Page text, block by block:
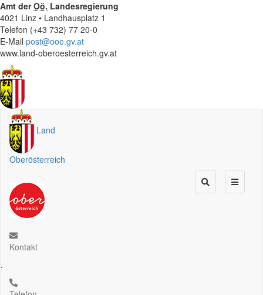
Amt derOö. Landesregierung
4021 Linz • Landhausplatz 1
Telefon (+43 732) 77 20-0
E-Mail post@ooe.gv.at
www.land-oberoesterreich.gv.at
Land
Oberösterreich
Kontakt
.